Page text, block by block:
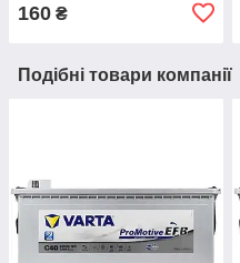
160 ₴
Подібні товари компанії